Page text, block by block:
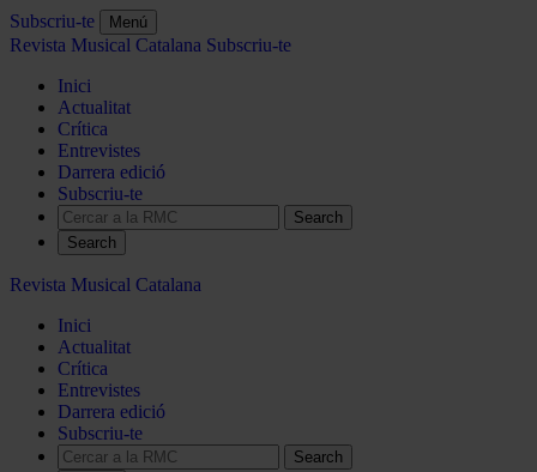
Subscriu-te Menú
Revista Musical Catalana Subscriu-te
Inici
Actualitat
Crítica
Entrevistes
Darrera edició
Subscriu-te
Search
Revista Musical Catalana
Inici
Actualitat
Crítica
Entrevistes
Darrera edició
Subscriu-te